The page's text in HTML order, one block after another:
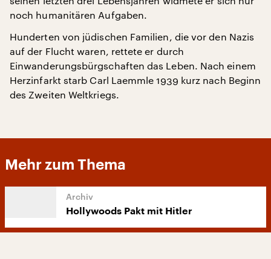
noch humanitären Aufgaben.
Hunderten von jüdischen Familien, die vor den Nazis
auf der Flucht waren, rettete er durch
Einwanderungsbürgschaften das Leben. Nach einem
Herzinfarkt starb Carl Laemmle 1939 kurz nach Beginn
des Zweiten Weltkriegs.
Mehr zum Thema
Hollywoods Pakt mit Hitler